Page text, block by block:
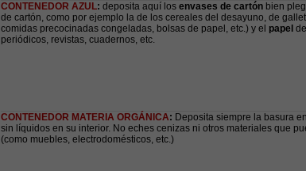
CONTENEDOR AZUL: deposita aquí los envases de cartón bien
de cartón, como por ejemplo la de los cereales del desayuno, de
comidas precocinadas congeladas, bolsas de papel, etc.) y el papel
periódicos, revistas, cuadernos, etc.
CONTENEDOR MATERIA ORGÁNICA: Deposita siempre la basura
sin líquidos en su interior. No eches cenizas ni otros materiales que
(como muebles, electrodomésticos, etc.)